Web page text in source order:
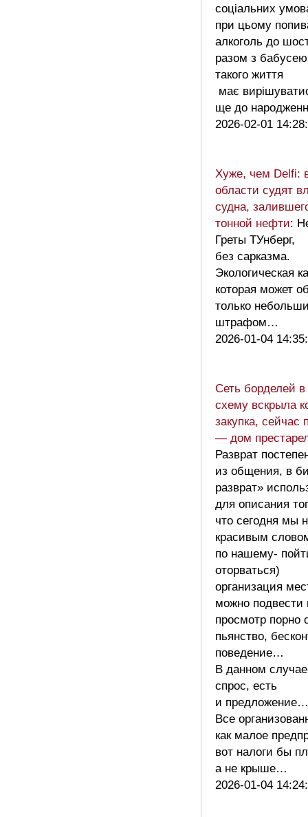
соціальних
при цьому
алкоголь до
разом з
такого життя
має
ще до
2026-02-01
Хуже, чем Delfi:
области судят
судна,
тонной нефти:
Греты ТУнберг,
без сарказма.
Экологическая
которая может
только
штрафом…
2026-01-04
Сеть борделей
схему вскрыла
закупка, сейчас
— дом
Разврат
из общения, в
разврат»
для описания
что сегодня мы
красивым
по нашему-
оторваться)
организация
можно подвести
просмотр порно
пьянство,
поведение…
В данном
спрос, есть
и предложение…
Все
как малое
вот налоги бы
а не крыше…
2026-01-04